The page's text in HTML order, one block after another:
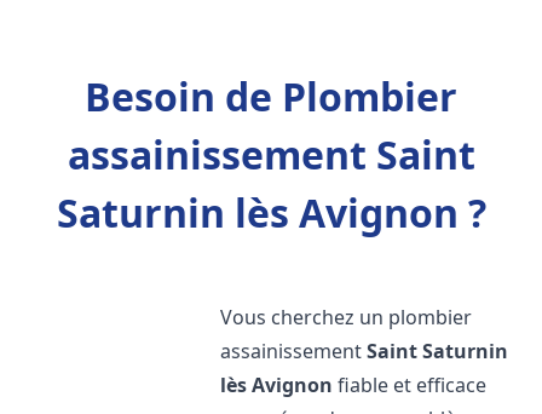
Besoin de Plombier
assainissement Saint
Saturnin lès Avignon ?
Vous cherchez un plombier
assainissementSaint Saturnin
lès Avignon fiable et efficace